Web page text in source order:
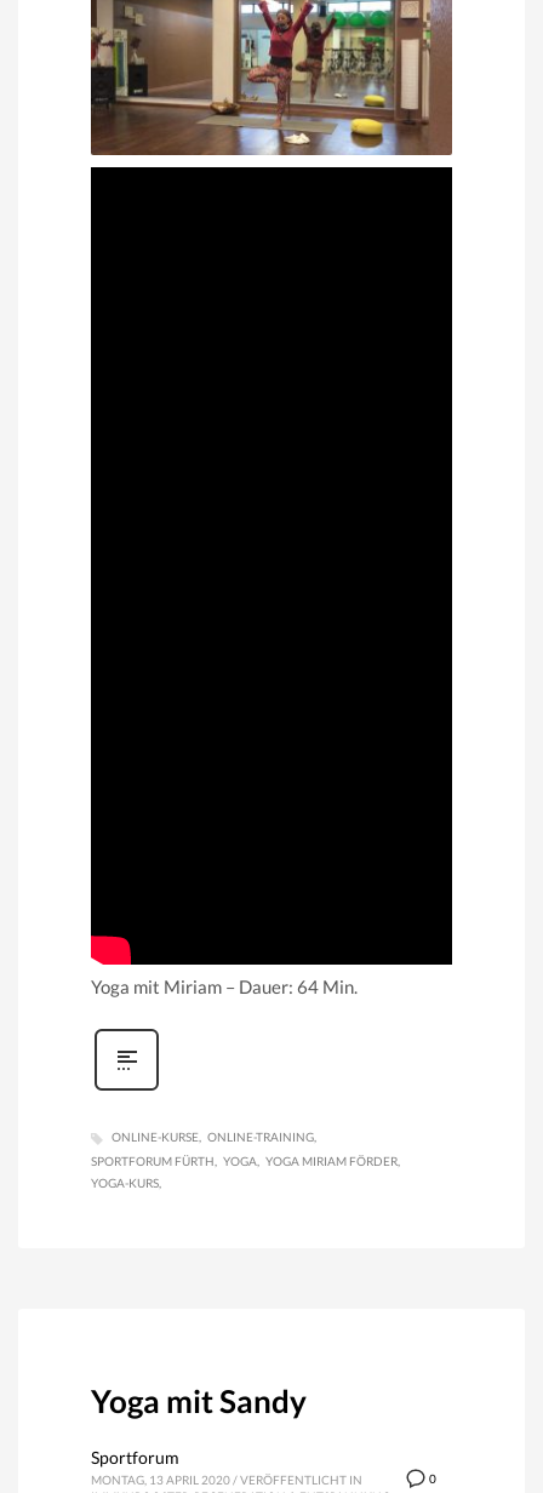
Yoga mit Miriam – Dauer: 64 Min.
ONLINE-KURSE
ONLINE-TRAINING
SPORTFORUM FÜRTH
YOGA
YOGA MIRIAM FÖRDER
YOGA-KURS
Yoga mit Sandy
0
Sportforum
MONTAG, 13 APRIL 2020/VERÖFFENTLICHT IN